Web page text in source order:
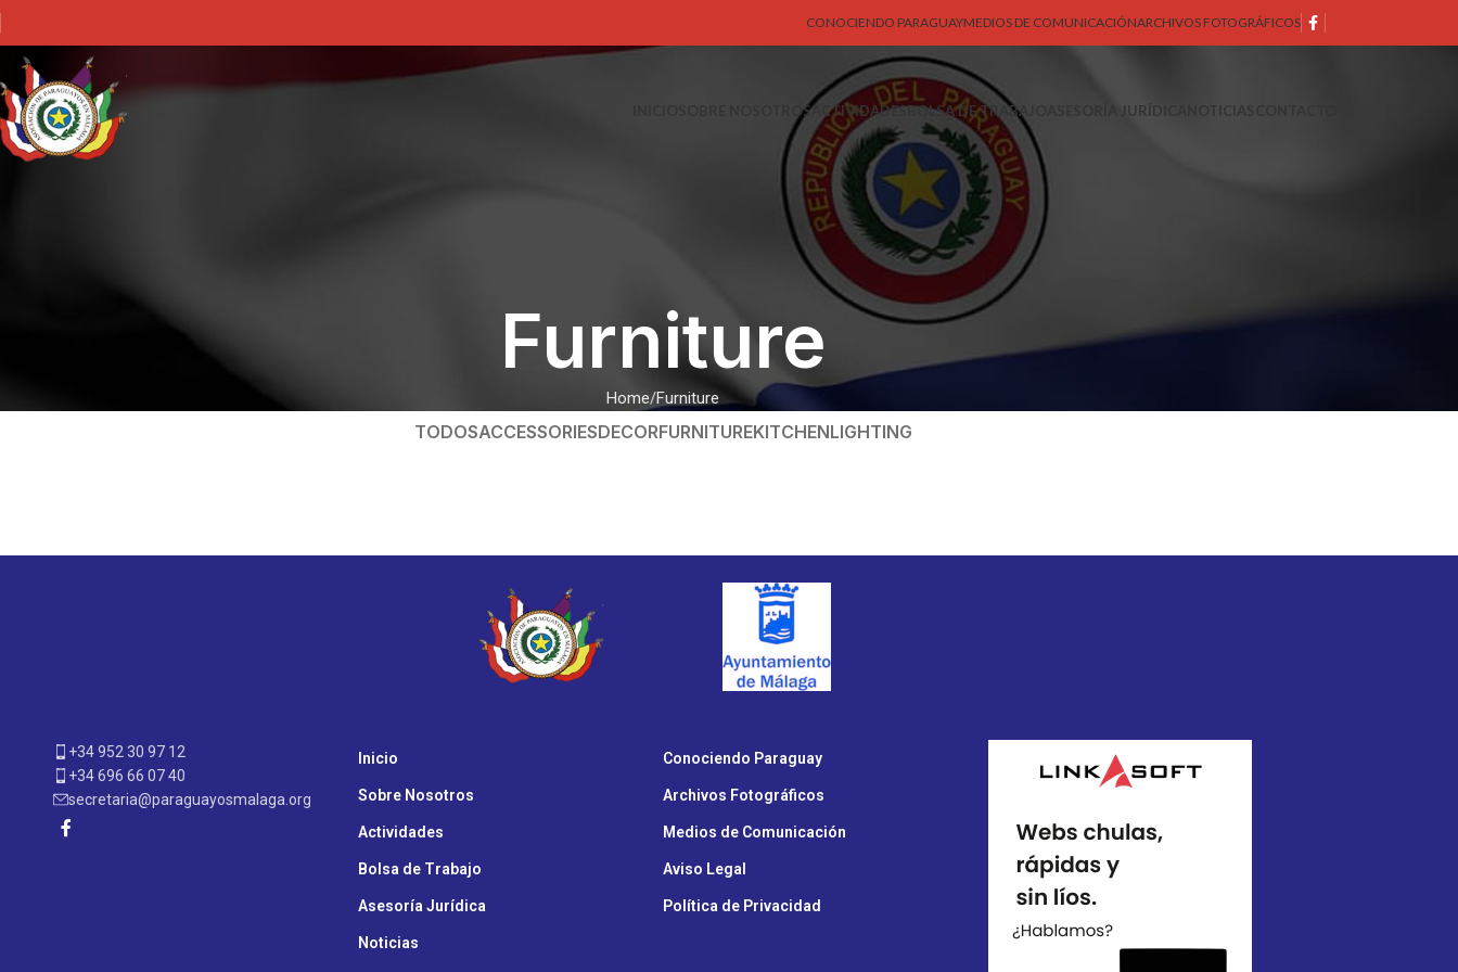
CONOCIENDO PARAGUAYMEDIOS DE COMUNICACIÓNARCHIVOS FOTOGRÁFICOS
SOBRE NOSOTROSACTIVIDADESBOLSA DE TRABAJO ASESORÍA JURÍDICA
Furniture
Home Furniture
TODOSACCESSORIESDECORFURNITUREKITCHENLIGHTING
+34 952 30 97 12
+34 696 66 07 40
secretaria@paraguayosmalaga.org
Inicio
Sobre Nosotros
Actividades
Bolsa de Trabajo
Asesoría Jurídica
Noticias
Conociendo Paraguay
Archivos Fotográficos
Medios de Comunicación
Aviso Legal
Política de Privacidad